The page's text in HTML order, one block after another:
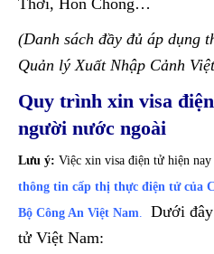
Thới, Hòn Chông…
(Danh sách đầy đủ áp dụng
Quản lý Xuất Nhập Cảnh
Quy trình xin visa
người nước ngoài
Lưu ý: Việc xin visa điện tử hiện
thông tin cấp thị thực điện tử của
Bộ Công An Việt Nam
Dưới
tử Việt Nam: